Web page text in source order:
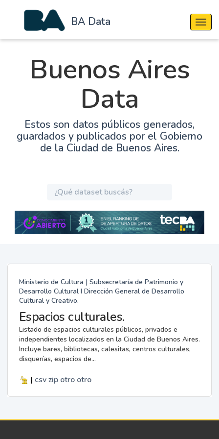
BA Data
Buenos Aires
Data
Estos son datos públicos generados,
guardados y publicados por el Gobierno
de la Ciudad de Buenos Aires.
Ministerio de Cultura | Subsecretaría de Patrimonio y
Desarrollo Cultural I Dirección General de Desarrollo
Cultural y Creativo.
Espacios culturales.
Listado de espacios culturales públicos, privados e
independientes localizados en la Ciudad de Buenos Aires.
Incluye bares, bibliotecas, calesitas, centros culturales,
disquerías, espacios de...
| csv zip otro otro